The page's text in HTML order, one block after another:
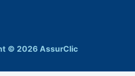
© 2026 AssurClic